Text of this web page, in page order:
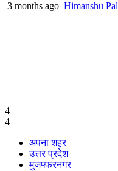
3 months ago Himanshu Pal
4
4
अपना शहर
उत्तर प्रदेश
मुजफ्फरनगर